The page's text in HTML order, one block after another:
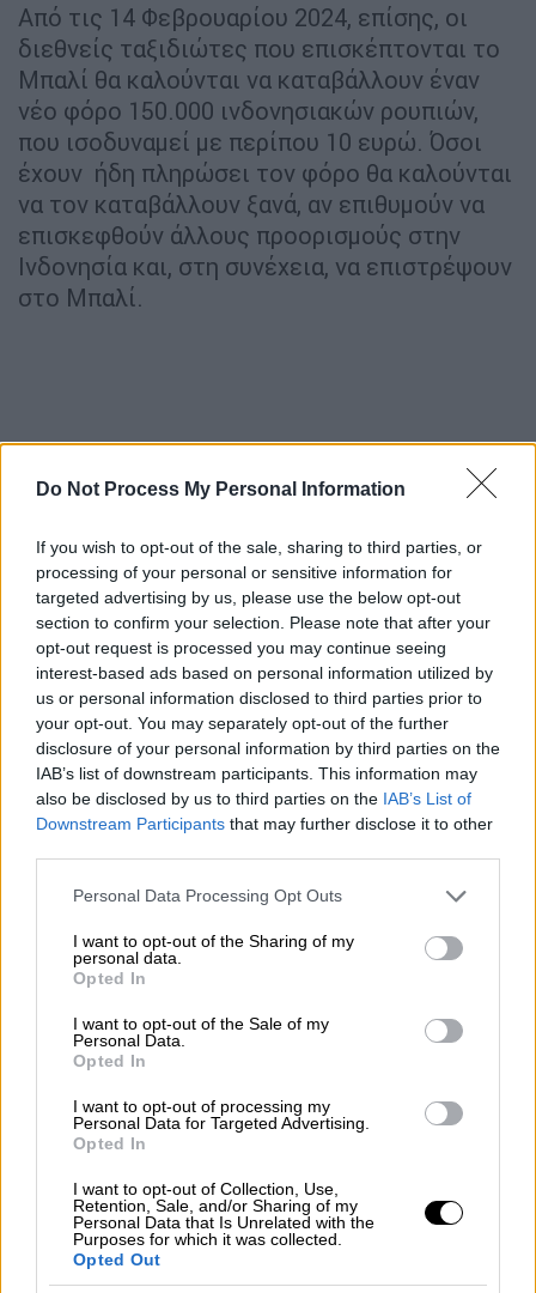
Do Not Process My Personal Information
If you wish to opt-out of the sale, sharing to third parties, or
processing of your personal or sensitive information for
targeted advertising by us, please use the below opt-out
section to confirm your selection. Please note that after your
opt-out request is processed you may continue seeing
interest-based ads based on personal information utilized by
us or personal information disclosed to third parties prior to
your opt-out. You may separately opt-out of the further
disclosure of your personal information by third parties on the
IAB’s list of downstream participants. This information may
also be disclosed by us to third parties on the IAB’s List of
Downstream Participants that may further disclose it to other
Please note that this website/app uses one or more Google
not limited to your visit or usage behaviour. You may click to
grant or deny consent to Google and its third-party tags to
use your data for below specified purposes in below Google
consent section.
Personal Data Processing Opt Outs
I want to opt-out of the Sharing of my
personal data.
Opted In
I want to opt-out of the Sale of my
Personal Data.
Opted In
I want to opt-out of processing my
Personal Data for Targeted Advertising.
Opted In
I want to opt-out of Collection, Use,
Retention, Sale, and/or Sharing of my
Personal Data that Is Unrelated with the
Purposes for which it was collected.
Opted Out
Από τις 14 Φεβρουαρίου 2024, επίσης, οι
διεθνείς ταξιδιώτες που επισκέπτονται το
Μπαλί θα καλούνται να καταβάλλουν έναν
νέο φόρο 150.000 ινδονησιακών ρουπιών,
που ισοδυναμεί με περίπου 10 ευρώ. Όσοι
έχουν ήδη πληρώσει τον φόρο θα καλούνται
να τον καταβάλλουν ξανά, αν επιθυμούν να
επισκεφθούν άλλους προορισμούς στην
Ινδονησία και, στη συνέχεια, να επιστρέψουν
στο Μπαλί.
Πώς να αποφύγετε τα πλήθη:Η βροχερή
Απρίλιο. Με εξαίρεση τον Δεκέμβριο και τον
Ιανουάριο, και ειδικά την Πρωτοχρονιά, τα
πράγματα τότε είναι λίγο καλύτερα. Ο
Ιούλιος και ο Αύγουστος είναι οι μήνες με τη
μεγαλύτερη προσέλευση διεθνών
επισκεπτών, οπότε καλό είναι να
αποφεύγονται.
Βαρκελώνη